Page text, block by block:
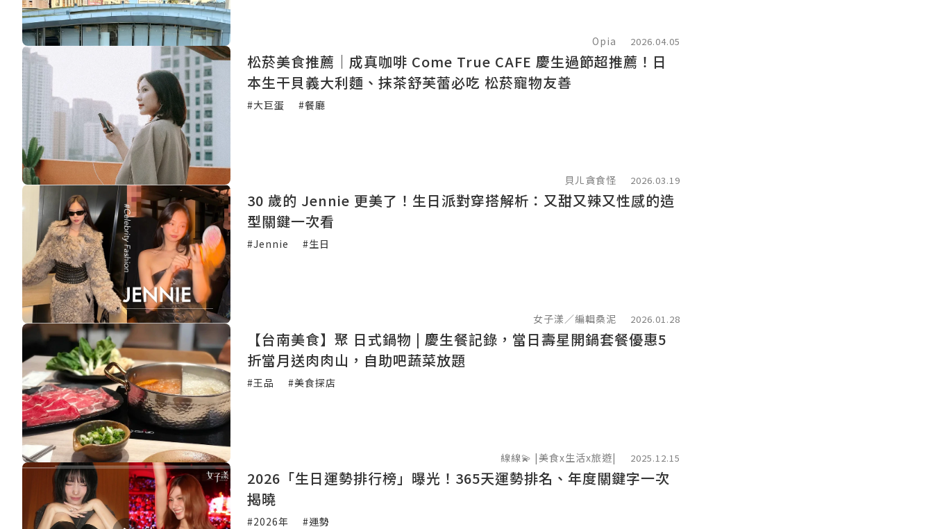
Opia 2026.04.05
松菸美食推薦｜成真咖啡 Come True CAFE 慶生過節超推薦！日
本生干貝義大利麵、抹茶舒芙蕾必吃 松菸寵物友善
#大巨蛋 #餐廳
貝ㄦ貪食怪 2026.03.19
30 歲的 Jennie 更美了！生日派對穿搭解析：又甜又辣又性感的造
型關鍵一次看
#Jennie #生日
女子漾／編輯桑泥 2026.01.28
【台南美食】聚 日式鍋物 | 慶生餐記錄，當日壽星開鍋套餐優惠5
折當月送肉肉山，自助吧蔬菜放題
#王品 #美食探店
線線💫 |美食x生活x旅遊| 2025.12.15
2026「生日運勢排行榜」曝光！365天運勢排名、年度關鍵字一次
揭曉
#2026年 #運勢